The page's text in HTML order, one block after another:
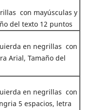
con mayúsculas y
del texto 12 puntos
en negrillas con
Arial, Tamaño del
en negrillas con
5 espacios, letra